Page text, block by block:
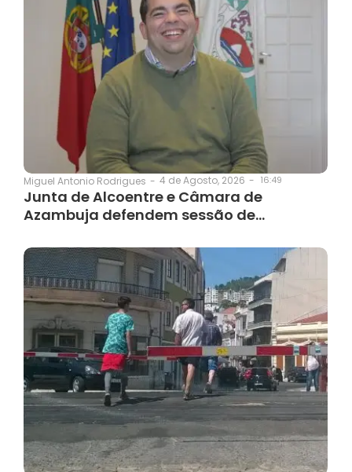
Miguel Antonio Rodrigues - 4 de Agosto, 2026 - 16:49
Junta de Alcoentre e Câmara de
Azambuja defendem sessão de…